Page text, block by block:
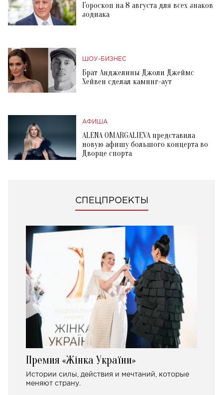
Гороскоп на 8 августа для всех знаков
зодиака
ШОУ-БИЗНЕС
Брат Анджелины Джоли Джеймс
Хейвен сделал каминг-аут
АФИША
ALENA OMARGALIEVA представила
новую афишу большого концерта во
Дворце спорта
СПЕЦПРОЕКТЫ
Премия «Жінка України»
Истории силы, действия и мечтаний, которые
меняют страну.